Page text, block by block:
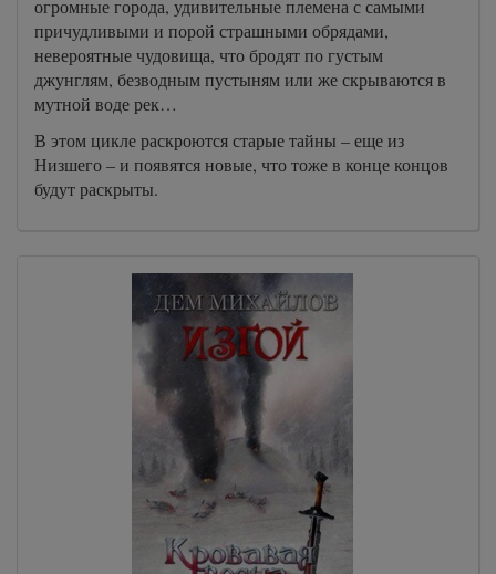
огромные города, удивительные племена с самыми
причудливыми и порой страшными обрядами,
невероятные чудовища, что бродят по густым
джунглям, безводным пустыням или же скрываются в
мутной воде рек…
В этом цикле раскроются старые тайны – еще из
Низшего – и появятся новые, что тоже в конце концов
будут раскрыты.